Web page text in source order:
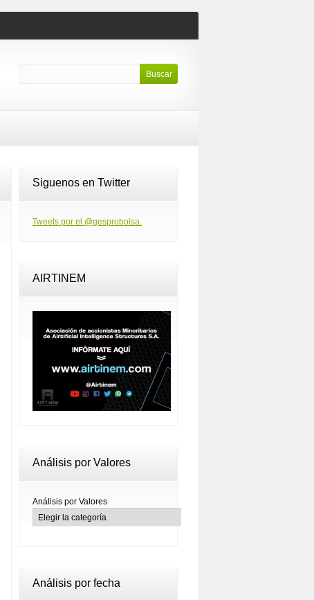
Siguenos en Twitter
Tweets por el @gesprobolsa.
AIRTINEM
Análisis por Valores
Análisis por Valores
Análisis por fecha